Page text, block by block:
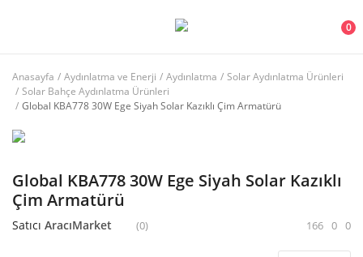
0
Ana Menü
Kategoriler
Anasayfa
Favorilerim
Anasayfa Aydınlatma ve Enerji Aydınlatma
Solar Aydınlatma Ürünleri
Solar Bahçe Aydınlatma Ürünleri
Global KBA778 30W Ege Siyah Solar Kazıklı Çim Armatürü
Global KBA778 30W Ege Siyah Solar Kazıklı
Çim Armatürü
Satıcı AracıMarket 0
(0) 0
166